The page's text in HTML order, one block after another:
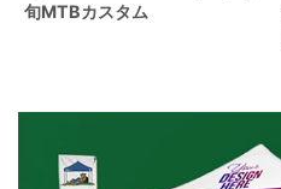
旬MTBカスタム